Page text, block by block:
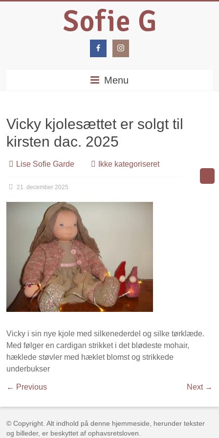
Menu
Vicky kjolesættet er solgt til
kirsten dac. 2025
Lise Sofie Garde Ikke kategoriseret
21. december 2025
Vicky i sin nye kjole med silkenederdel og silke tørklæde.
Med følger en cardigan strikket i det blødeste mohair,
hæklede støvler med hæklet blomst og strikkede
underbukser
← Previous Next →
© Copyright. Alt indhold på denne hjemmeside, herunder tekster
og billeder, er beskyttet af ophavsretsloven.